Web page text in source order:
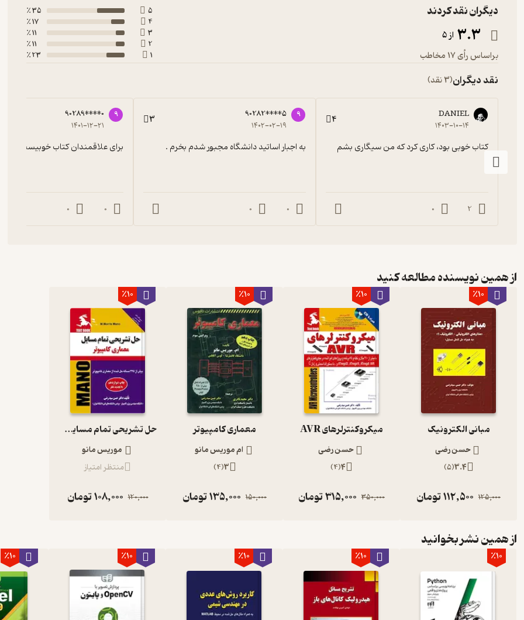
دیگران نقد کردند
3.3 از 5
براساس رأی 17 مخاطب
5
35 ٪
4
17 ٪
3
11 ٪
2
11 ٪
1
23 ٪
نقد دیگران(3 نقد)
DANIEL
۱۴۰۳-۱۰-۱۴ 4
کتاب خوبی بود، کاری کرد که من سیگاری بشم
2
0
9
90282****5
۱۴۰۲-۰۲-۱۹ 3
به اجبار اساتید دانشگاه مجبور شدم بخرم .
0
0
9
90289****0
۱۴۰۱-۱۲-۲۱
برای علاقمندان کتاب خوبیست
0
0
از همین نویسنده مطالعه کنید
٪10
مبانی الکترونیک
حسن رضی
3.4
(
5
)
125,000
112,500تومان
٪10
میکروکنترلرهای AVR
حسن رضی
4
(
4
)
350,000
315,000تومان
٪10
معماری کامپیوتر
ام موریس مانو
3
(
4
)
150,000
135,000تومان
٪10
حل تشریحی تمام مسایل معماری کامپیوتر
موریس مانو
منتظر امتیاز
120,000
108,000تومان
از همین نشر بخوانید
٪10 ٪10 ٪10 ٪10 ٪10